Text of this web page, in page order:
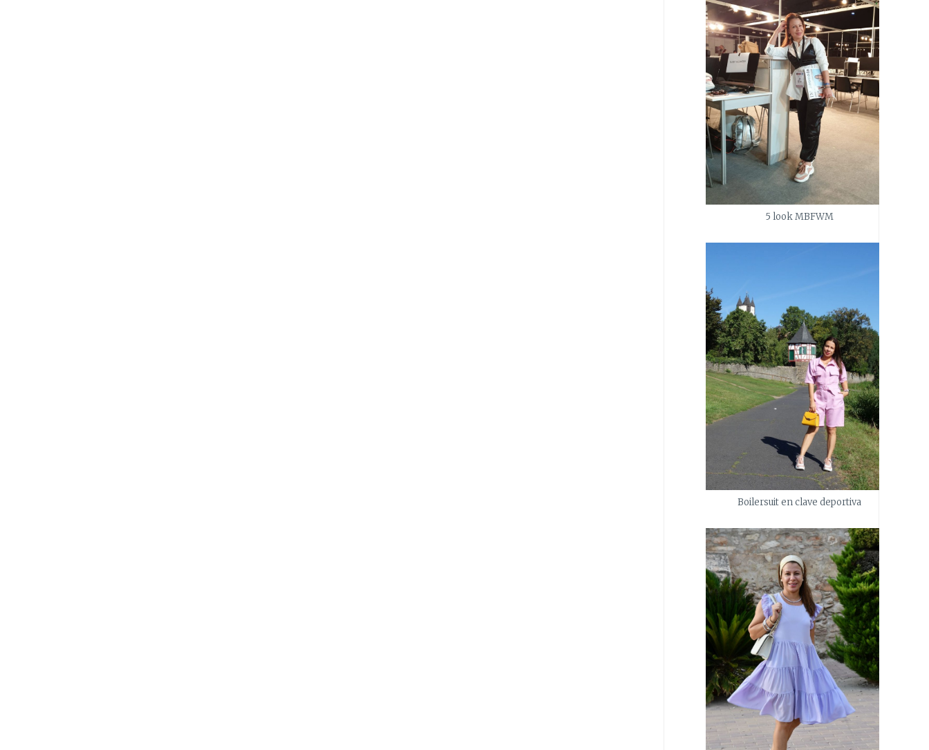
5 look MBFWM
Boilersuit en clave deportiva